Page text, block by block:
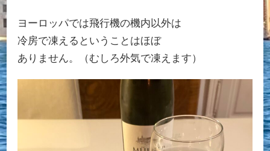
ヨーロッパでは飛行機の機内以外は
冷房で凍えるということはほぼ
ありません。（むしろ外気で凍えます）